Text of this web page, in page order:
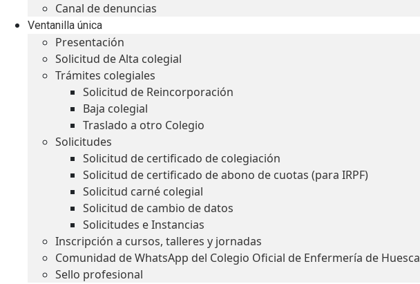
Canal de denuncias
Ventanilla única
Presentación
Solicitud de Alta colegial
Trámites colegiales
Solicitud de Reincorporación
Baja colegial
Traslado a otro Colegio
Solicitudes
Solicitud de certificado de colegiación
Solicitud de certificado de abono de cuotas (para IRPF)
Solicitud carné colegial
Solicitud de cambio de datos
Solicitudes e Instancias
Inscripción a cursos, talleres y jornadas
Comunidad de WhatsApp del Colegio Oficial de Enfermería de Huesca
Sello profesional